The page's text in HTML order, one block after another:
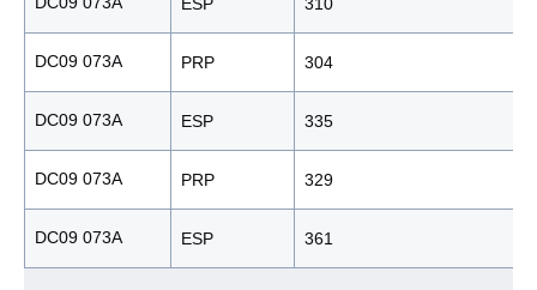
DC09 073A PRP 304
DC09 073A ESP 335
DC09 073A PRP 329
DC09 073A ESP 361